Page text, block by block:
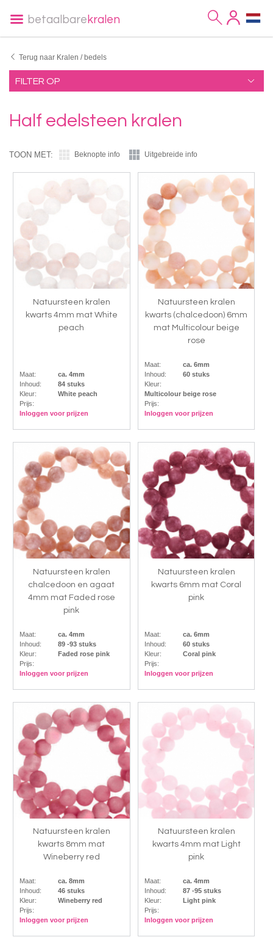
betaalbare kralen
Terug naar Kralen / bedels
FILTER OP
Half edelsteen kralen
TOON MET: Beknopte info Uitgebreide info
Natuursteen kralen
kwarts 4mm mat White
peach
Maat:
ca. 4mm
Inhoud:
84 stuks
Kleur:
White peach
Prijs:
Inloggen voor prijzen
Natuursteen kralen
kwarts (chalcedoon) 6mm
mat Multicolour beige
rose
Maat:
ca. 6mm
Inhoud:
60 stuks
Kleur:
Multicolour beige rose
Prijs:
Inloggen voor prijzen
Natuursteen kralen
chalcedoon en agaat
4mm mat Faded rose
pink
Maat:
ca. 4mm
Inhoud:
89 -93 stuks
Kleur:
Faded rose pink
Prijs:
Inloggen voor prijzen
Natuursteen kralen
kwarts 6mm mat Coral
pink
Maat:
ca. 6mm
Inhoud:
60 stuks
Kleur:
Coral pink
Prijs:
Inloggen voor prijzen
Natuursteen kralen
kwarts 8mm mat
Wineberry red
Maat:
ca. 8mm
Inhoud:
46 stuks
Kleur:
Wineberry red
Prijs:
Inloggen voor prijzen
Natuursteen kralen
kwarts 4mm mat Light
pink
Maat:
ca. 4mm
Inhoud:
87 -95 stuks
Kleur:
Light pink
Prijs:
Inloggen voor prijzen